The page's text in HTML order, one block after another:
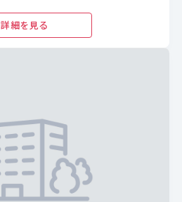
詳細を見る